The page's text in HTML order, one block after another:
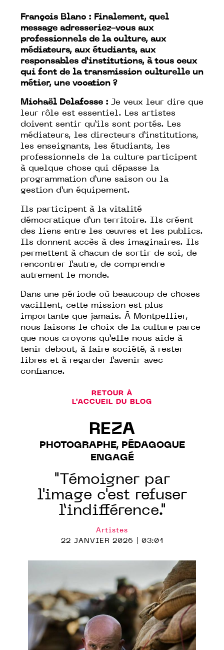
François Blanc : Finalement, quel
message adresseriez-vous aux
professionnels de la culture, aux
médiateurs, aux étudiants, aux
responsables d’institutions, à tous ceux
qui font de la transmission culturelle un
métier, une vocation ?
Michaël Delafosse : Je veux leur dire que
leur rôle est essentiel. Les artistes
doivent sentir qu’ils sont portés. Les
médiateurs, les directeurs d’institutions,
les enseignants, les étudiants, les
professionnels de la culture participent
à quelque chose qui dépasse la
programmation d’une saison ou la
gestion d’un équipement.
Ils participent à la vitalité
démocratique d’un territoire. Ils créent
des liens entre les œuvres et les publics.
Ils donnent accès à des imaginaires. Ils
permettent à chacun de sortir de soi, de
rencontrer l’autre, de comprendre
autrement le monde.
Dans une période où beaucoup de choses
vacillent, cette mission est plus
importante que jamais. À Montpellier,
nous faisons le choix de la culture parce
que nous croyons qu’elle nous aide à
tenir debout, à faire société, à rester
libres et à regarder l’avenir avec
confiance.
RETOUR À
L'ACCUEIL DU BLOG
REZA
PHOTOGRAPHE, PÉDAGOGUE
ENGAGÉ
"Témoigner par
l'image c'est refuser
l’indifférence."
Artistes
22 JANVIER 2026 | 03:01